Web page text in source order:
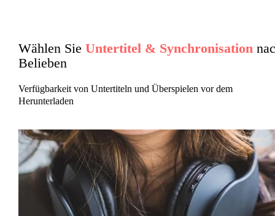
Wählen Sie Untertitel & Synchronisation
Belieben
Verfügbarkeit von Untertiteln und Überspielen vor dem
Herunterladen